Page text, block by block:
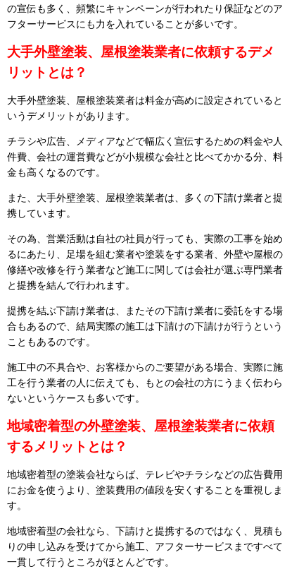
の宣伝も多く、頻繁にキャンペーンが行われたり保証などのア
フターサービスにも力を入れていることが多いです。
大手外壁塗装、屋根塗装業者に依頼するデメ
リットとは？
大手外壁塗装、屋根塗装業者は料金が高めに設定されていると
いうデメリットがあります。
チラシや広告、メディアなどで幅広く宣伝するための料金や人
件費、会社の運営費などが小規模な会社と比べてかかる分、料
金も高くなるのです。
また、大手外壁塗装、屋根塗装業者は、多くの下請け業者と提
携しています。
その為、営業活動は自社の社員が行っても、実際の工事を始め
るにあたり、足場を組む業者や塗装をする業者、外壁や屋根の
修繕や改修を行う業者など施工に関しては会社が選ぶ専門業者
と提携を結んで行われます。
提携を結ぶ下請け業者は、またその下請け業者に委託をする場
合もあるので、結局実際の施工は下請けの下請けが行うという
こともあるのです。
施工中の不具合や、お客様からのご要望がある場合、実際に施
工を行う業者の人に伝えても、もとの会社の方にうまく伝わら
ないというケースも多いです。
地域密着型の外壁塗装、屋根塗装業者に依頼
するメリットとは？
地域密着型の塗装会社ならば、テレビやチラシなどの広告費用
にお金を使うより、塗装費用の値段を安くすることを重視しま
す。
地域密着型の会社なら、下請けと提携するのではなく、見積も
りの申し込みを受けてから施工、アフターサービスまですべて
一貫して行うところがほとんどです。